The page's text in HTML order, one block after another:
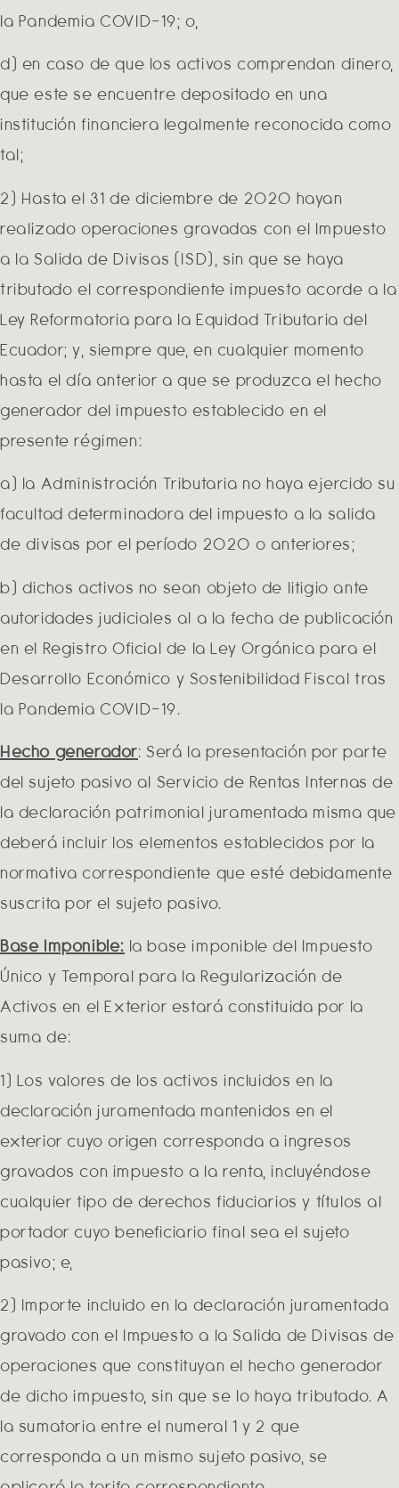
la Pandemia COVID-19; o,
d) en caso de que los activos comprendan dinero,
que este se encuentre depositado en una
institución financiera legalmente reconocida como
tal;
2) Hasta el 31 de diciembre de 2020 hayan
realizado operaciones gravadas con el Impuesto
a la Salida de Divisas (ISD), sin que se haya
tributado el correspondiente impuesto acorde a la
Ley Reformatoria para la Equidad Tributaria del
Ecuador; y, siempre que, en cualquier momento
hasta el día anterior a que se produzca el hecho
generador del impuesto establecido en el
presente régimen:
a) la Administración Tributaria no haya ejercido su
facultad determinadora del impuesto a la salida
de divisas por el período 2020 o anteriores;
b) dichos activos no sean objeto de litigio ante
autoridades judiciales al a la fecha de publicación
en el Registro Oficial de la Ley Orgánica para el
Desarrollo Económico y Sostenibilidad Fiscal tras
la Pandemia COVID-19.
Hecho generador: Será la presentación por parte
del sujeto pasivo al Servicio de Rentas Internas de
la declaración patrimonial juramentada misma que
deberá incluir los elementos establecidos por la
normativa correspondiente que esté debidamente
suscrita por el sujeto pasivo.
Base Imponible: la base imponible del Impuesto
Único y Temporal para la Regularización de
Activos en el Exterior estará constituida por la
suma de:
1) Los valores de los activos incluidos en la
declaración juramentada mantenidos en el
exterior cuyo origen corresponda a ingresos
gravados con impuesto a la renta, incluyéndose
cualquier tipo de derechos fiduciarios y títulos al
portador cuyo beneficiario final sea el sujeto
pasivo; e,
2) Importe incluido en la declaración juramentada
gravado con el Impuesto a la Salida de Divisas de
operaciones que constituyan el hecho generador
de dicho impuesto, sin que se lo haya tributado. A
la sumatoria entre el numeral 1 y 2 que
corresponda a un mismo sujeto pasivo, se